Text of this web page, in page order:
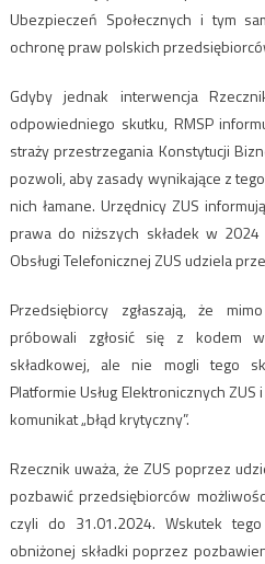
Ubezpieczeń Społecznych i tym
ochronę praw polskich
Gdyby jednak interwencja
odpowiedniego skutku, RMSP
straży przestrzegania Konstytucji
pozwoli, aby zasady wynikające z
nich łamane. Urzędnicy ZUS
prawa do niższych składek w
Obsługi Telefonicznej ZUS udziela
Przedsiębiorcy zgłaszają, że
próbowali zgłosić się z kodem
składkowej, ale nie mogli tego
Platformie Usług Elektronicznych
komunikat „błąd krytyczny”.
Rzecznik uważa, że ZUS poprzez
pozbawić przedsiębiorców
czyli do 31.01.2024. Wskutek
obniżonej składki poprzez